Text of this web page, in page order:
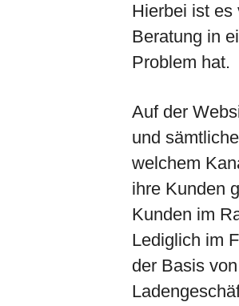
Hierbei ist es
Beratung in
Problem hat.
Auf der
und
welchem
ihre Kunden
Kunden im
Lediglich im
der Basis